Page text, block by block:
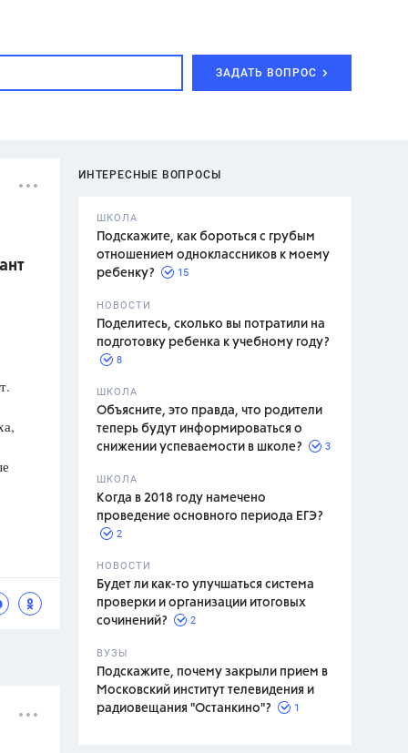
ЗАДАТЬ ВОПРОС
ИНТЕРЕСНЫЕ ВОПРОСЫ
ШКОЛА
Подскажите, как бороться с грубым
отношением одноклассников к моему
ребенку?
15
НОВОСТИ
Поделитесь, сколько вы потратили на
подготовку ребенка к учебному году?
8
ШКОЛА
Объясните, это правда, что родители
теперь будут информироваться о
снижении успеваемости в школе?
3
ШКОЛА
Когда в 2018 году намечено
проведение основного периода ЕГЭ?
2
НОВОСТИ
Будет ли как-то улучшаться система
проверки и организации итоговых
сочинений?
2
ВУЗЫ
Подскажите, почему закрыли прием в
Московский институт телевидения и
радиовещания "Останкино"?
1